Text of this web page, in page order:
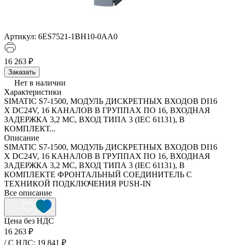
Артикул: 6ES7521-1BH10-0AA0
16 263 ₽
Заказать
Нет в наличии
Характеристики
SIMATIC S7-1500, МОДУЛЬ ДИСКРЕТНЫХ ВХОДОВ DI16
X DC24V, 16 КАНАЛОВ В ГРУППАХ ПО 16, ВХОДНАЯ
ЗАДЕРЖКА 3,2 МС, ВХОД ТИПА 3 (IEC 61131), В
КОМПЛЕКТ...
Описание
SIMATIC S7-1500, МОДУЛЬ ДИСКРЕТНЫХ ВХОДОВ DI16
X DC24V, 16 КАНАЛОВ В ГРУППАХ ПО 16, ВХОДНАЯ
ЗАДЕРЖКА 3,2 МС, ВХОД ТИПА 3 (IEC 61131), В
КОМПЛЕКТЕ ФРОНТАЛЬНЫЙ СОЕДИНИТЕЛЬ С
ТЕХНИКОЙ ПОДКЛЮЧЕНИЯ PUSH-IN
Все описание
Цена без НДС
16 263 ₽
/ C НДС: 19 841 ₽